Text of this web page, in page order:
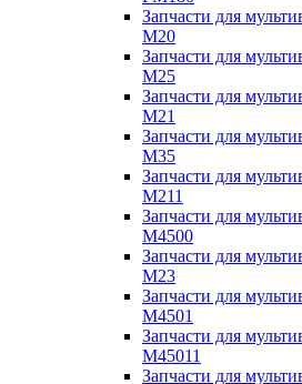
Запчасти для
M20
Запчасти для
M25
Запчасти для
M21
Запчасти для
M35
Запчасти для
M211
Запчасти для
M4500
Запчасти для
M23
Запчасти для
M4501
Запчасти для
M45011
Запчасти для